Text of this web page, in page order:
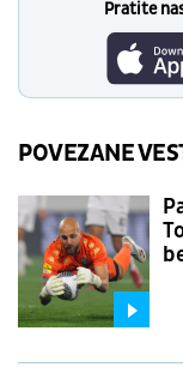
Pratite
POVEZANE